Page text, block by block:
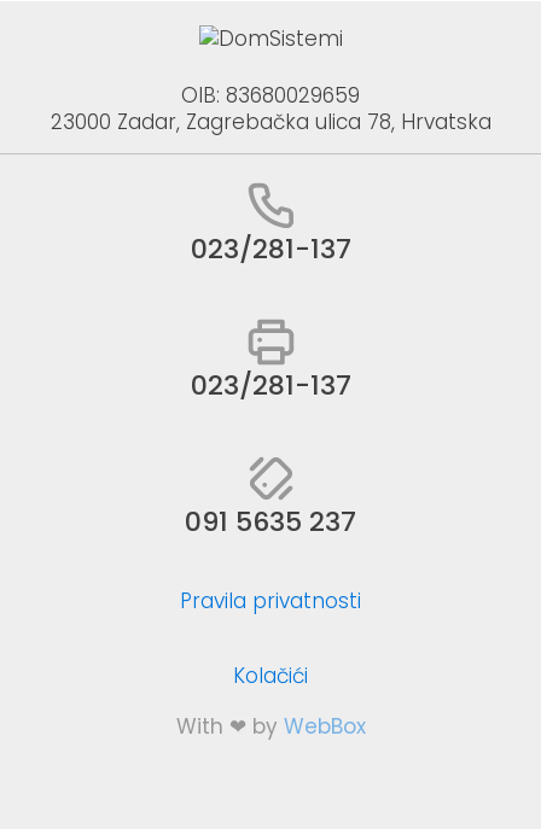
OIB: 83680029659
23000 Zadar, Zagrebačka ulica 78, Hrvatska
023/281-137
023/281-137
091 5635 237
Pravila privatnosti
Kolačići
With ❤ by WebBox